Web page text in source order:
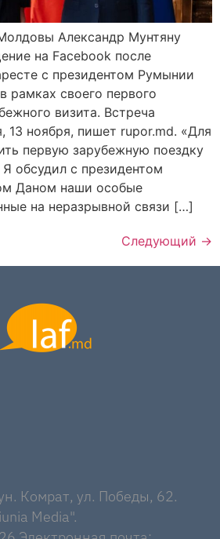
Александр Мунтяну
на Facebook после
с президентом Румынии
своего первого
визита. Встреча
13 ноября, пишет rupor.md. «Для
первую зарубежную поездку
обсудил с президентом
Даном наши особые
на неразрывной связи […]
Следующий →
Комрат, ул. Победы, 62.
Media".